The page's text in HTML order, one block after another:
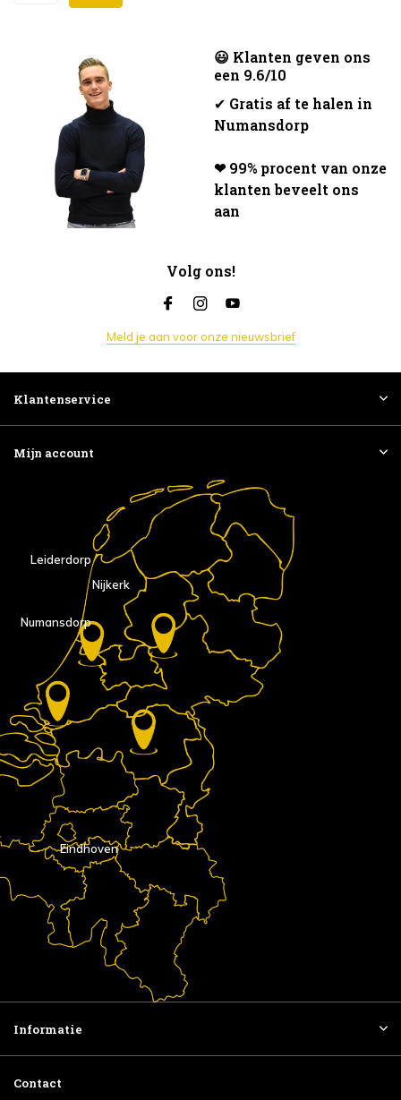
😃 Klanten geven ons
een 9.6/10
✔ Gratis af te halen in
Numansdorp
❤ 99% procent van onze
klanten beveelt ons
aan
Volg ons!
Meld je aan voor onze nieuwsbrief
Klantenservice
Mijn account
Eindhoven
Nijkerk
Numansdorp
Leiderdorp
Informatie
Contact